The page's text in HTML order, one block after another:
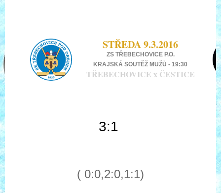
STŘEDA 9.3.2016
ZS TŘEBECHOVICE P.O.
KRAJSKÁ SOUTĚŽ MUŽŮ - 19:30
TŘEBECHOVICE x ČESTICE
3:1
( 0:0,2:0,1:1)